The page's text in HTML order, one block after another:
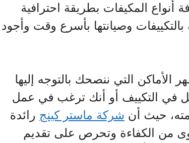
أنواع المكيفات بطريقة احترافية
وصيانتها بأسرع وقت وأجود
الأماكن التي ننصحك بالتوجه إليها
في التكييف أو أنك ترغب في عمل
حيث أن شركة ماستر كينج رائدة
من الكفاءة وتحرص على تقديم